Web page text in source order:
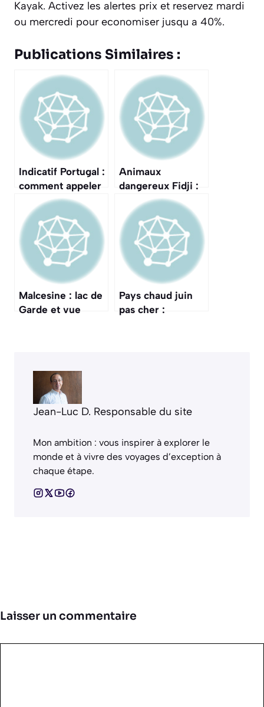
Kayak. Activez les alertes prix et reservez mardi
ou mercredi pour economiser jusqu a 40%.
Publications Similaires :
Indicatif Portugal :
comment appeler
depuis la France
Animaux
dangereux Fidji :
espèces à éviter
Malcesine : lac de
Garde et vue
Pays chaud juin
pas cher :
Jean-Luc D. Responsable du site
Mon ambition : vous inspirer à explorer le
monde et à vivre des voyages d’exception à
chaque étape.
Laisser un commentaire